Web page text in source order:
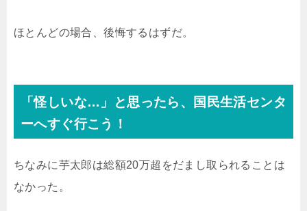
ほとんどの場合、後悔するはずだ。
「怪しいな…」と思ったら、国民生活センタ
ーへすぐ行こう！
ちなみに芋太郎は総額20万超をだまし取られることは
なかった。